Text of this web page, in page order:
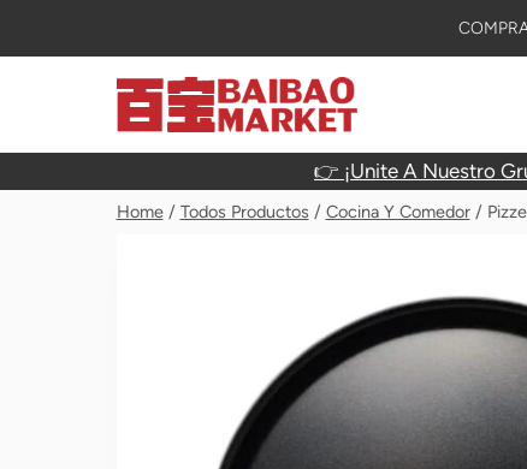
👉 ¡Unite A Nuestro
Home / Todos Productos / Cocina Y Comedor /